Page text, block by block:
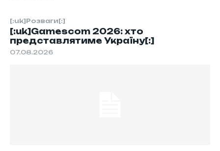
[:uk]Розваги[:]
[:uk]Gamescom 2026: хто
представлятиме Україну[:]
07.08.2026